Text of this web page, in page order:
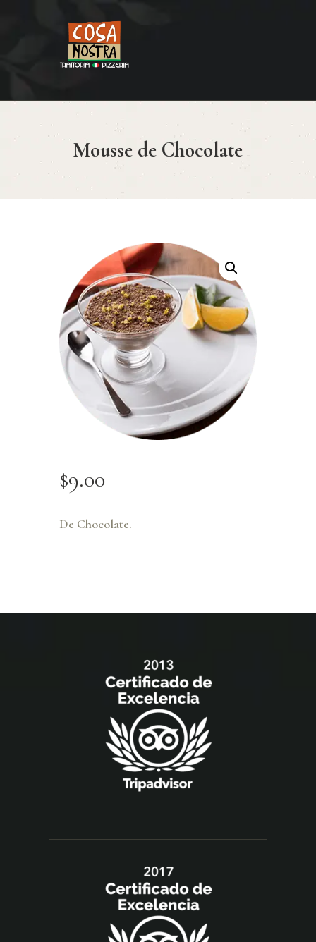
Mousse de Chocolate
HOME
COSA NOSTRA
MENÚ
RESERVAR
CONTACTO
$9.00
De Chocolate.